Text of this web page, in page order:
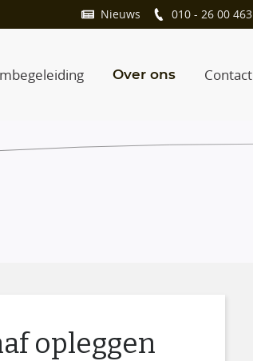
Nieuws 010 - 26 00 463
Over ons Contact
opleggen